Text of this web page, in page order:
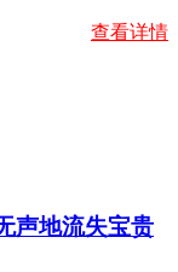
查看详情
声地流失宝贵